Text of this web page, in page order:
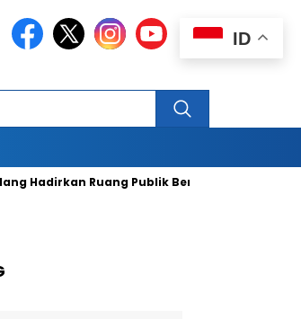
Ruang Publik Bersama melalui
ID